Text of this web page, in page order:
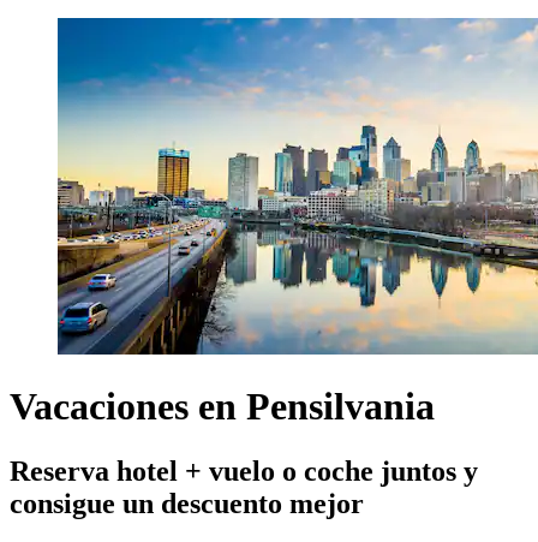
Vacaciones en Pensilvania
Reserva hotel + vuelo o coche juntos y
consigue un descuento mejor